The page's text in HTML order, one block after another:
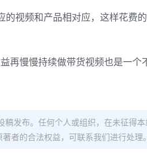
视频和产品相对应，这样花费
慢慢持续做带货视频也是一个
发布。任何个人或组织，在未征得
者的合法权益，可联系我们进行处理。